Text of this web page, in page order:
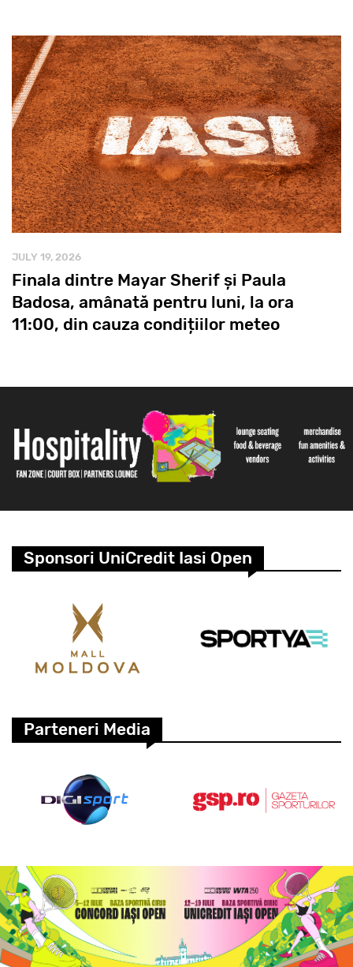
JULY 19, 2026
Finala dintre Mayar Sherif și Paula
Badosa, amânată pentru luni, la ora
11:00, din cauza condițiilor meteo
Sponsori UniCredit Iasi Open
Parteneri Media